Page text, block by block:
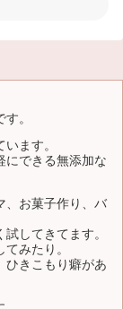
。
ます。
にできる無添加な
、お菓子作り、バ
してきてます。
みたり。
ひきこもり癖があ